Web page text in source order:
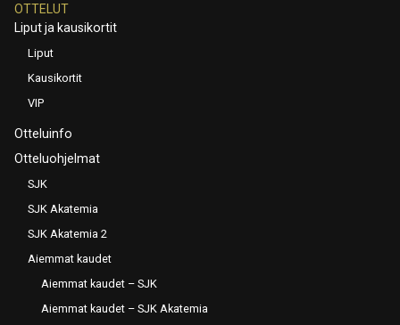
OTTELUT
Liput ja kausikortit
Liput
Kausikortit
VIP
Otteluinfo
Otteluohjelmat
SJK
SJK Akatemia
SJK Akatemia 2
Aiemmat kaudet
Aiemmat kaudet – SJK
Aiemmat kaudet – SJK Akatemia